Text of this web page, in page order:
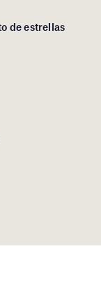
de estrellas